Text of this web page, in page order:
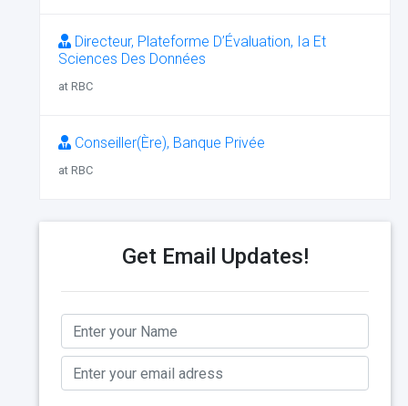
Directeur, Plateforme D’Évaluation, Ia Et
Sciences Des Données
at RBC
Conseiller(Ère), Banque Privée
at RBC
Get Email Updates!